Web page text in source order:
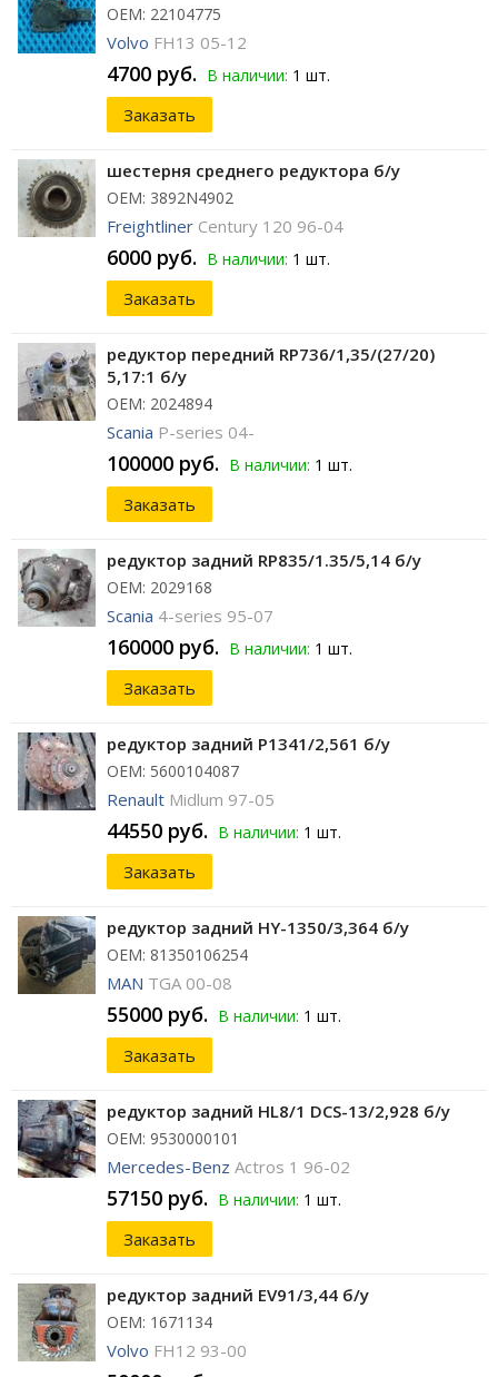
ОЕМ: 22104775
Volvo FH13 05-12
4700 руб. В наличии: 1 шт.
Заказать
шестерня среднего редуктора б/у
ОЕМ: 3892N4902
Freightliner Century 120 96-04
6000 руб. В наличии: 1 шт.
Заказать
редуктор передний RP736/1,35/(27/20)
5,17:1 б/у
ОЕМ: 2024894
Scania P-series 04-
100000 руб. В наличии: 1 шт.
Заказать
редуктор задний RP835/1.35/5,14 б/у
ОЕМ: 2029168
Scania 4-series 95-07
160000 руб. В наличии: 1 шт.
Заказать
редуктор задний P1341/2,561 б/у
ОЕМ: 5600104087
Renault Midlum 97-05
44550 руб. В наличии: 1 шт.
Заказать
редуктор задний HY-1350/3,364 б/у
ОЕМ: 81350106254
MAN TGA 00-08
55000 руб. В наличии: 1 шт.
Заказать
редуктор задний HL8/1 DCS-13/2,928 б/у
ОЕМ: 9530000101
Mercedes-Benz Actros 1 96-02
57150 руб. В наличии: 1 шт.
Заказать
редуктор задний EV91/3,44 б/у
ОЕМ: 1671134
Volvo FH12 93-00